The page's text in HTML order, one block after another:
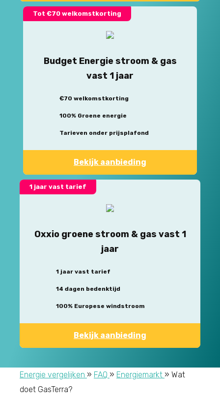
Tot €70 welkomstkorting
Budget Energie stroom & gas
vast 1 jaar
€70 welkomstkorting
100% Groene energie
Tarieven onder prijsplafond
Bekijk aanbieding
1 jaar vast tarief
Oxxio groene stroom & gas vast 1
jaar
1 jaar vast tarief
14 dagen bedenktijd
100% Europese windstroom
Bekijk aanbieding
Energie vergelijken » FAQ » Energiemarkt » Wat
doet GasTerra?